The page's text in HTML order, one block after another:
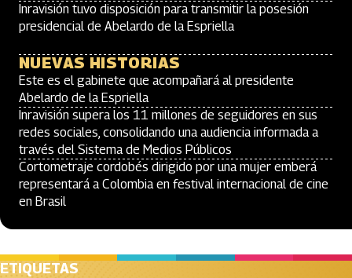
Inravisión tuvo disposición para transmitir la posesión
presidencial de Abelardo de la Espriella
NUEVAS HISTORIAS
Este es el gabinete que acompañará al presidente
Abelardo de la Espriella
Inravisión supera los 11 millones de seguidores en sus
redes sociales, consolidando una audiencia informada a
través del Sistema de Medios Públicos
Cortometraje cordobés dirigido por una mujer emberá
representará a Colombia en festival internacional de cine
en Brasil
ETIQUETAS